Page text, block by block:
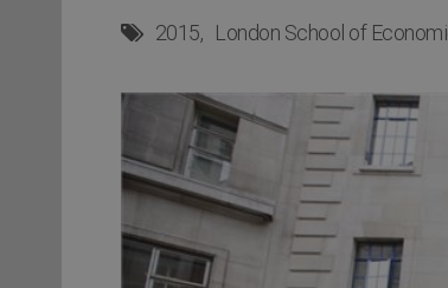
2015 London School of